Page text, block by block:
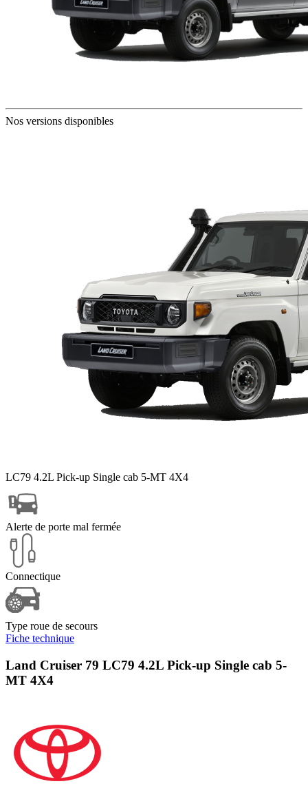
Nos versions disponibles
LC79 4.2L Pick-up Single cab 5-MT 4X4
Alerte de porte mal fermée
Connectique
Type roue de secours
Fiche technique
Land Cruiser 79 LC79 4.2L Pick-up Single cab 5-
MT 4X4